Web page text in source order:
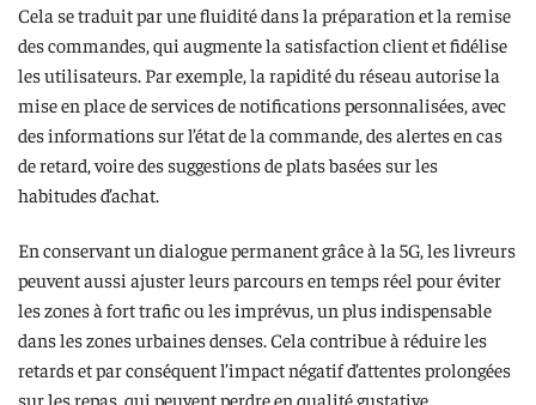
Cela se traduit par une fluidité dans la préparation et la remise
des commandes, qui augmente la satisfaction client et fidélise
les utilisateurs. Par exemple, la rapidité du réseau autorise la
mise en place de services de notifications personnalisées, avec
des informations sur l’état de la commande, des alertes en cas
de retard, voire des suggestions de plats basées sur les
habitudes d’achat.
En conservant un dialogue permanent grâce à la 5G, les livreurs
peuvent aussi ajuster leurs parcours en temps réel pour éviter
les zones à fort trafic ou les imprévus, un plus indispensable
dans les zones urbaines denses. Cela contribue à réduire les
retards et par conséquent l’impact négatif d’attentes prolongées
sur les repas, qui peuvent perdre en qualité gustative.